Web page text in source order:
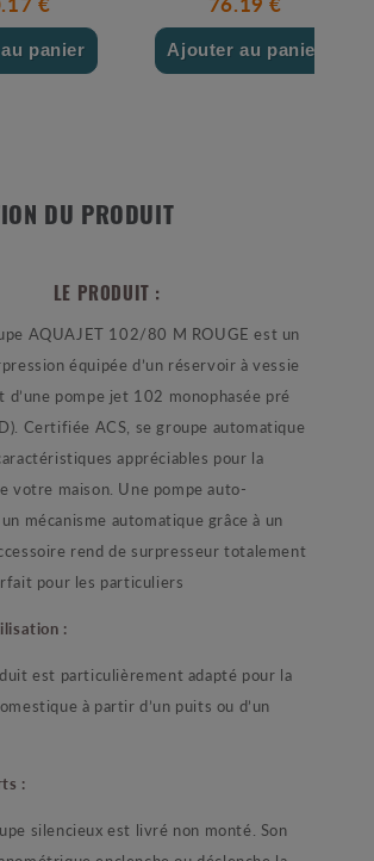
panier Ajouter au panier
DU PRODUIT
LE PRODUIT :
102/80 M ROUGE est un
équipée d’un réservoir à vessie
pompe jet 102 monophasée pré
Certifiée ACS, se groupe automatique
appréciables pour la
votre maison. Une pompe auto-
mécanisme automatique grâce à un
rend de surpresseur totalement
pour les particuliers
:
particulièrement adapté pour la
à partir d’un puits ou d’un
:
est livré non monté. Son